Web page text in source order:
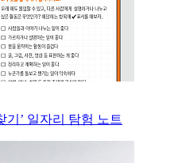
기’ 일자리 탐험 노트